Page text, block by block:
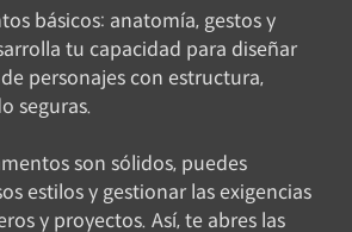
básicos: anatomía, gestos y
tu capacidad para diseñar
personajes con estructura,
seguras.
son sólidos, puedes
estilos y gestionar las exigencias
y proyectos. Así, te abres las